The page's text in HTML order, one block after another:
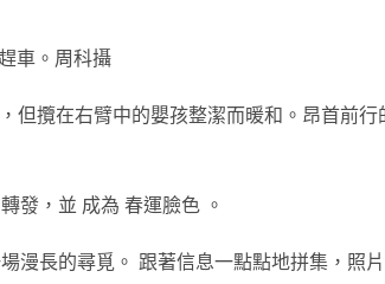
車。周科攝
攬在右臂中的嬰孩整潔而暖和。昂首前
發，並 成為 春運臉色 。
長的尋覓。 跟著信息一點點地拼集，照